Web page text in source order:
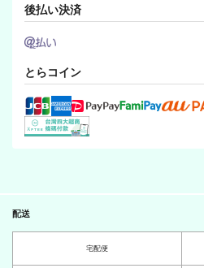
後払い決済
とらコイン
配送
宅配便